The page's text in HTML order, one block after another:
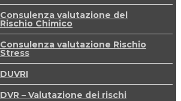
Consulenza valutazione del
Rischio Chimico
Consulenza valutazione Rischio
Stress
DUVRI
DVR – Valutazione dei rischi